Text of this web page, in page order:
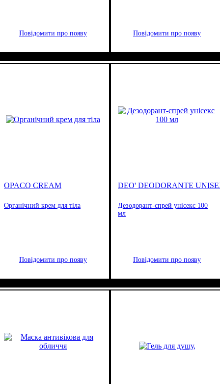
Повідомити про появу Повідомити про появу
OPACO CREAM
Органічний крем для тіла
Повідомити про появу
DEO' DEODORANTE
Дезодорант-спрей унісекс 100
мл
Повідомити про появу